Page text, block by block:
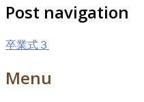
有
Post navigation
卒業式３
Menu